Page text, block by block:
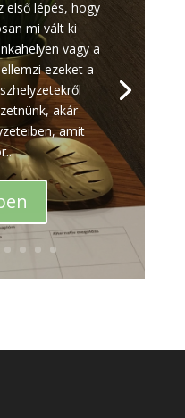
első lépés, hogy
mi vált ki
vagy a
ezeket a
akár
amit